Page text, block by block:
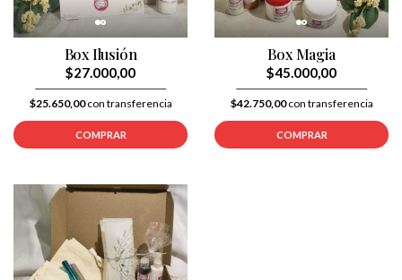
Box Ilusión
$27.000,00
$25.650,00con transferencia
COMPRAR
Box Magia
$45.000,00
$42.750,00con transferencia
COMPRAR